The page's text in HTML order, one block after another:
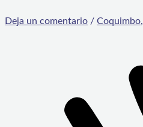
Deja un comentario / Coquimbo,